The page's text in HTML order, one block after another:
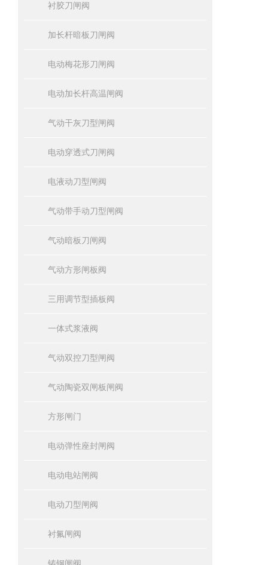
衬胶刀闸阀
加长杆暗板刀闸阀
电动梅花形刀闸阀
电动加长杆高温闸阀
气动干灰刀型闸阀
电动穿透式刀闸阀
电液动刀型闸阀
气动带手动刀型闸阀
气动暗板刀闸阀
气动方形闸板阀
三用调节型插板阀
一体式浆液阀
气动双控刀型闸阀
气动陶瓷双闸板闸阀
方形闸门
电动弹性座封闸阀
电动电站闸阀
电动刀型闸阀
衬氟闸阀